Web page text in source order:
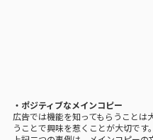
・ポジティブなメインコピー
広告では機能を知ってもらうことは
うことで興味を惹くことが大切です。